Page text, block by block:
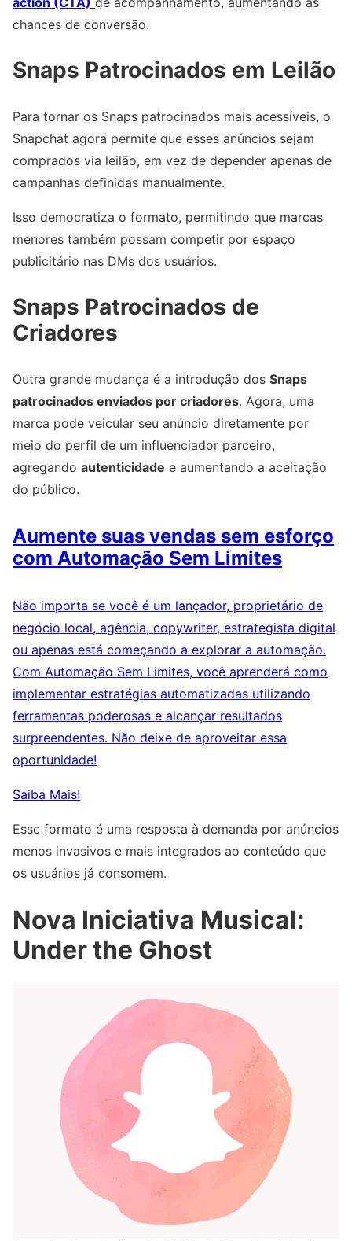
chances de conversão.
Snaps Patrocinados em Leilão
Para tornar os Snaps patrocinados mais acessíveis, o
Snapchat agora permite que esses anúncios sejam
comprados via leilão, em vez de depender apenas de
campanhas definidas manualmente.
Isso democratiza o formato, permitindo que marcas
menores também possam competir por espaço
publicitário nas DMs dos usuários.
Snaps Patrocinados de
Criadores
Outra grande mudança é a introdução dos Snaps
patrocinados enviados por criadores. Agora, uma
marca pode veicular seu anúncio diretamente por
meio do perfil de um influenciador parceiro,
agregando autenticidade e aumentando a aceitação
do público.
Aumente suas vendas sem esforço
com Automação Sem Limites
Não importa se você é um lançador, proprietário de
negócio local, agência, copywriter, estrategista digital
ou apenas está começando a explorar a automação.
Com Automação Sem Limites, você aprenderá como
implementar estratégias automatizadas utilizando
ferramentas poderosas e alcançar resultados
surpreendentes. Não deixe de aproveitar essa
oportunidade!
Saiba Mais!
Esse formato é uma resposta à demanda por anúncios
menos invasivos e mais integrados ao conteúdo que
os usuários já consomem.
Nova Iniciativa Musical:
Under the Ghost